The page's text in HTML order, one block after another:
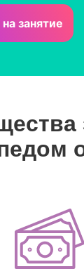
занятие